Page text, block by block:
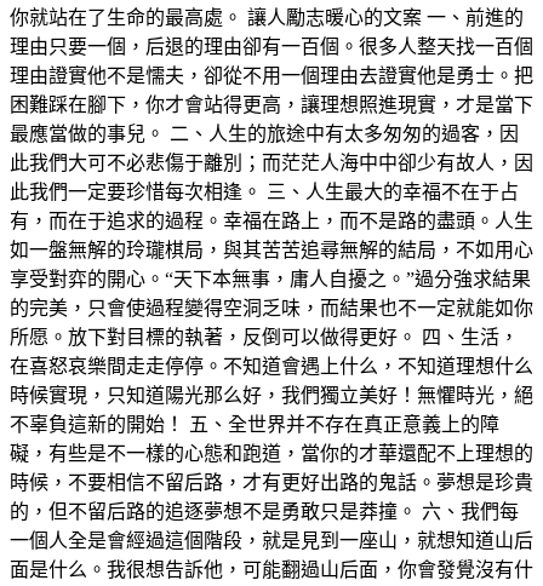
你就站在了生命的最高處。 讓人勵志暖心的文案 一、前進的
理由只要一個，后退的理由卻有一百個。很多人整天找一百個
理由證實他不是懦夫，卻從不用一個理由去證實他是勇士。把
困難踩在腳下，你才會站得更高，讓理想照進現實，才是當下
最應當做的事兒。 二、人生的旅途中有太多匆匆的過客，因
此我們大可不必悲傷于離別；而茫茫人海中中卻少有故人，因
此我們一定要珍惜每次相逢。 三、人生最大的幸福不在于占
有，而在于追求的過程。幸福在路上，而不是路的盡頭。人生
如一盤無解的玲瓏棋局，與其苦苦追尋無解的結局，不如用心
享受對弈的開心。“天下本無事，庸人自擾之。”過分強求結果
的完美，只會使過程變得空洞乏味，而結果也不一定就能如你
所愿。放下對目標的執著，反倒可以做得更好。 四、生活，
在喜怒哀樂間走走停停。不知道會遇上什么，不知道理想什么
時候實現，只知道陽光那么好，我們獨立美好！無懼時光，絕
不辜負這新的開始！ 五、全世界并不存在真正意義上的障
礙，有些是不一樣的心態和跑道，當你的才華還配不上理想的
時候，不要相信不留后路，才有更好出路的鬼話。夢想是珍貴
的，但不留后路的追逐夢想不是勇敢只是莽撞。 六、我們每
一個人全是會經過這個階段，就是見到一座山，就想知道山后
面是什么。我很想告訴他，可能翻過山后面，你會發覺沒有什